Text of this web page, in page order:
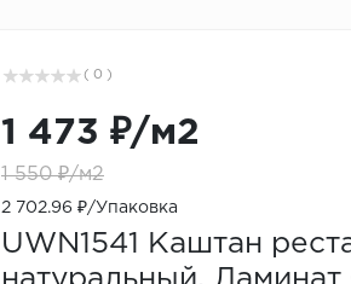
( 0 )
1 473 ₽/м2
1 550 ₽/м2
2 702.96 ₽/Упаковка
UWN1541 Каштан